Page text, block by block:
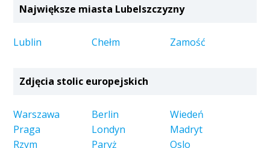
Największe miasta Lubelszczyzny
Lublin Chełm Zamość
Zdjęcia stolic europejskich
Warszawa Berlin
Wiedeń
Praga
Londyn
Madryt
Rzym
Paryż
Oslo